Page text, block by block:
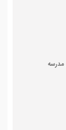
مدرسه